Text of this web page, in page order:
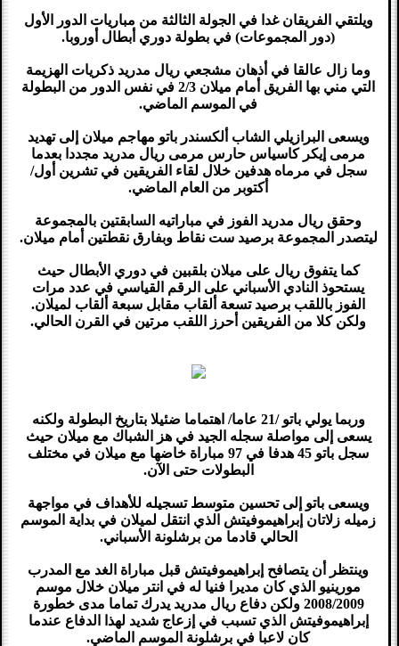
ويلتقي الفريقان غدا في الجولة الثالثة من مباريات الدور الأول
(دور المجموعات) في بطولة دوري أبطال أوروبا.
وما زال عالقا في أذهان مشجعي ريال مدريد ذكريات الهزيمة
التي مني بها الفريق أمام ميلان 2/3 في نفس الدور من البطولة
في الموسم الماضي.
ويسعى البرازيلي الشاب ألكسندر باتو مهاجم ميلان إلى تهديد
مرمى إيكر كاسياس حارس مرمى ريال مدريد مجددا بعدما
سجل في مرماه هدفين خلال لقاء الفريقين في تشرين أول/
أكتوبر من العام الماضي.
وحقق ريال مدريد الفوز في مباراتيه السابقتين بالمجموعة
ليتصدر المجموعة برصيد ست نقاط وبفارق نقطتين أمام ميلان.
كما يتفوق ريال على ميلان بلقبين في دوري الأبطال حيث
يستحوذ النادي الأسباني على الرقم القياسي في عدد مرات
الفوز باللقب برصيد تسعة ألقاب مقابل سبعة ألقاب لميلان.
ولكن كلا من الفريقين أحرز اللقب مرتين في القرن الحالي.
وربما يولي باتو /21 عاما/ اهتماما ضئيلا بتاريخ البطولة ولكنه
يسعى إلى مواصلة سجله الجيد في هز الشباك مع ميلان حيث
سجل باتو 45 هدفا في 97 مباراة خاضها مع ميلان في مختلف
البطولات حتى الآن.
ويسعى باتو إلى تحسين متوسط تسجيله للأهداف في مواجهة
زميله زلاتان إبراهيموفيتش الذي انتقل لميلان في بداية الموسم
الحالي قادما من برشلونة الأسباني.
وينتظر أن يتصافح إبراهيموفيتش قبل مباراة الغد مع المدرب
مورينيو الذي كان مديرا فنيا له في انتر ميلان خلال موسم
2008/2009 ولكن دفاع ريال مدريد يدرك تماما مدى خطورة
إبراهيموفيتش الذي تسبب في إزعاج شديد لهذا الدفاع عندما
كان لاعبا في برشلونة الموسم الماضي.